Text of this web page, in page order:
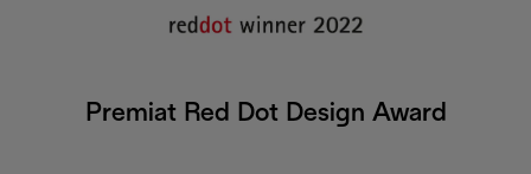
Premiat Red Dot Design Award